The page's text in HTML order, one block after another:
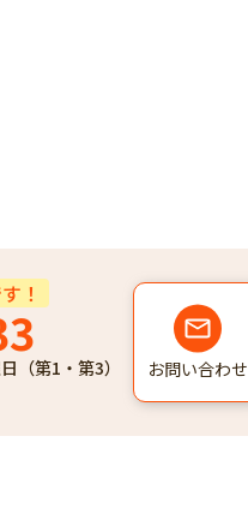
！
（第1・第3） お問い合わせ